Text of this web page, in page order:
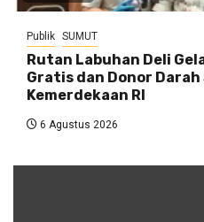
Publik SUMUT
Rutan Labuhan Deli
Gratis dan Donor Darah
Kemerdekaan RI
6 Agustus 2026